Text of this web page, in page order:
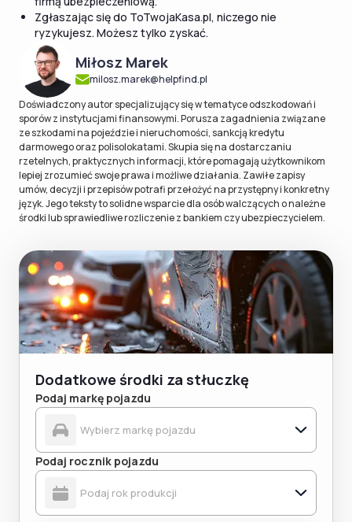
Zgłaszając się do ToTwojaKasa.pl, niczego nie
ryzykujesz. Możesz tylko zyskać.
Miłosz Marek
milosz.marek@helpfind.pl
Doświadczony autor specjalizujący się w tematyce odszkodowań i
sporów z instytucjami finansowymi. Porusza zagadnienia związane
ze szkodami na pojeździe i nieruchomości, sankcją kredytu
darmowego oraz polisolokatami. Skupia się na dostarczaniu
rzetelnych, praktycznych informacji, które pomagają użytkownikom
lepiej zrozumieć swoje prawa i możliwe działania. Zawiłe zapisy
umów, decyzji i przepisów potrafi przełożyć na przystępny i konkretny
język. Jego teksty to solidne wsparcie dla osób walczących o należne
środki lub sprawiedliwe rozliczenie z bankiem czy ubezpieczycielem.
Dodatkowe środki za stłuczkę
Podaj markę pojazdu
Podaj rocznik pojazdu